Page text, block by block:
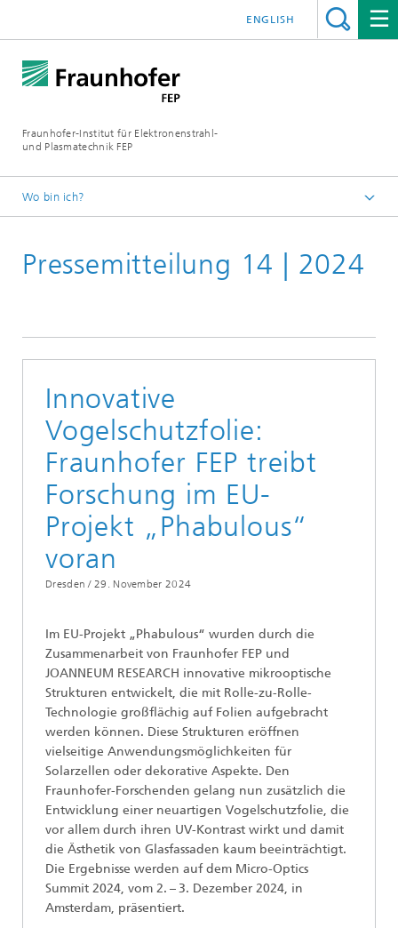
Fraunhofer-Institut für Elektronenstrahl-
und Plasmatechnik FEP
ENGLISH
Wo bin ich?
Pressemitteilung 14 | 2024
Innovative
Vogelschutzfolie:
Fraunhofer FEP treibt
Forschung im EU-
Projekt „Phabulous“
voran
Dresden / 29. November 2024
Im EU-Projekt „Phabulous“ wurden durch die
Zusammenarbeit von Fraunhofer FEP und
JOANNEUM RESEARCH innovative mikrooptische
Strukturen entwickelt, die mit Rolle-zu-Rolle-
Technologie großflächig auf Folien aufgebracht
werden können. Diese Strukturen eröffnen
vielseitige Anwendungsmöglichkeiten für
Solarzellen oder dekorative Aspekte. Den
Fraunhofer-Forschenden gelang nun zusätzlich die
Entwicklung einer neuartigen Vogelschutzfolie, die
vor allem durch ihren UV-Kontrast wirkt und damit
die Ästhetik von Glasfassaden kaum beeinträchtigt.
Die Ergebnisse werden auf dem Micro-Optics
Summit 2024, vom 2. – 3. Dezember 2024, in
Amsterdam, präsentiert.